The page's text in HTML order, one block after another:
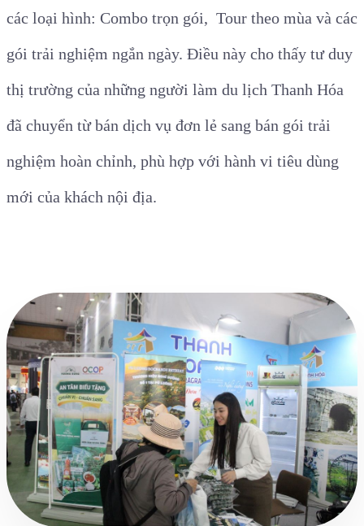
các loại hình: Combo trọn gói, Tour theo mùa và các
gói trải nghiệm ngắn ngày. Điều này cho thấy tư duy
thị trường của những người làm du lịch Thanh Hóa
đã chuyển từ bán dịch vụ đơn lẻ sang bán gói trải
nghiệm hoàn chỉnh, phù hợp với hành vi tiêu dùng
mới của khách nội địa.